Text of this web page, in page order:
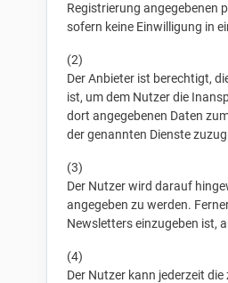
Registrierung angegebenen
sofern keine Einwilligung in
(2)
Der Anbieter ist berechtigt,
ist, um dem Nutzer die
dort angegebenen Daten
der genannten Dienste
(3)
Der Nutzer wird darauf
angegeben zu werden.
Newsletters einzugeben ist,
(4)
Der Nutzer kann jederzeit